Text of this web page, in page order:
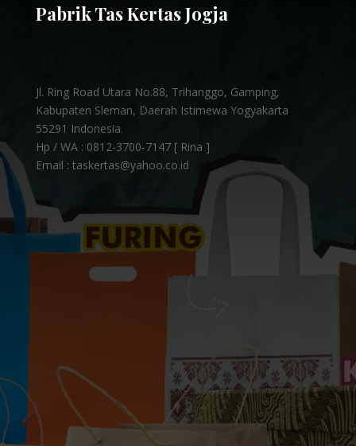
Pabrik Tas Kertas Jogja
Jl. Ring Road Utara No.88, Trihanggo, Gamping,
Kabupaten Sleman, Daerah Istimewa Yogyakarta
55291 Indonesia.
Hp / WA : 0812-3700-7147 [ Rina ]
Email : taskertas@yahoo.co.id